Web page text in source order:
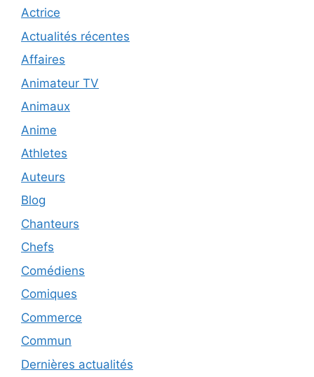
Actrice
Actualités récentes
Affaires
Animateur TV
Animaux
Anime
Athletes
Auteurs
Blog
Chanteurs
Chefs
Comédiens
Comiques
Commerce
Commun
Dernières actualités